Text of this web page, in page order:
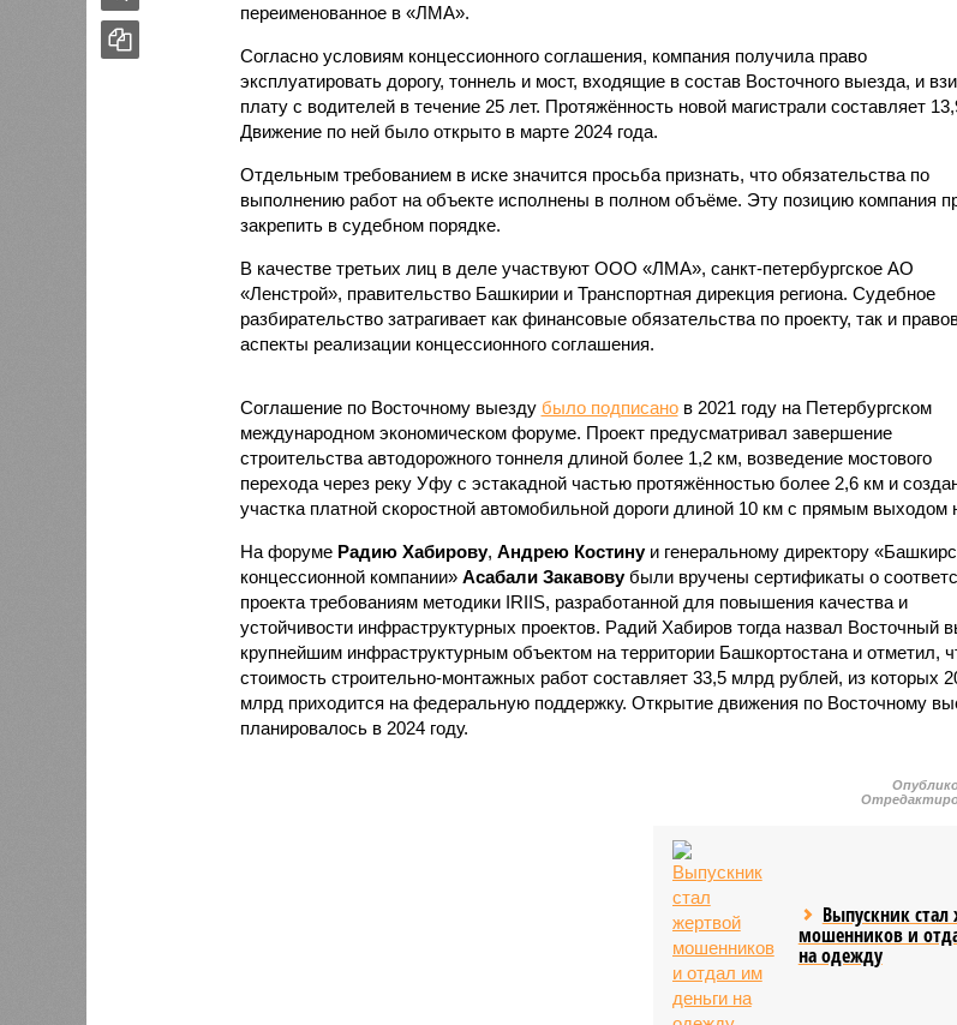
переименованное в «ЛМА».
Согласно условиям концессионного соглашения, компания получила право
эксплуатировать дорогу, тоннель и мост, входящие в состав Восточного выезда, и
плату с водителей в течение 25 лет. Протяжённость новой магистрали составляет
Движение по ней было открыто в марте 2024 года.
Отдельным требованием в иске значится просьба признать, что обязательства по
выполнению работ на объекте исполнены в полном объёме. Эту позицию компания
закрепить в судебном порядке.
В качестве третьих лиц в деле участвуют ООО «ЛМА», санкт-петербургское АО
«Ленстрой», правительство Башкирии и Транспортная дирекция региона. Судебное
разбирательство затрагивает как финансовые обязательства по проекту, так и
аспекты реализации концессионного соглашения.
Соглашение по Восточному выезду было подписанов 2021 году на Петербургском
международном экономическом форуме. Проект предусматривал завершение
строительства автодорожного тоннеля длиной более 1,2 км, возведение мостового
перехода через реку Уфу с эстакадной частью протяжённостью более 2,6 км и
участка платной скоростной автомобильной дороги длиной 10 км с прямым выходом
На форуме Радию Хабирову, Андрею Костинуи генеральному директору
концессионной компании» Асабали Закавовубыли вручены сертификаты о
проекта требованиям методики IRIIS, разработанной для повышения качества и
устойчивости инфраструктурных проектов. Радий Хабиров тогда назвал Восточный
крупнейшим инфраструктурным объектом на территории Башкортостана и отметил,
стоимость строительно-монтажных работ составляет 33,5 млрд рублей, из которых
млрд приходится на федеральную поддержку. Открытие движения по Восточному
планировалось в 2024 году.
Выпускник стал
мошенников и
на одежду